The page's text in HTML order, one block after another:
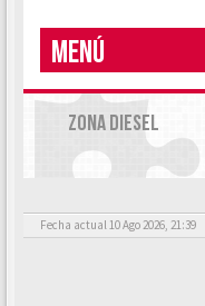
MENÚ
ZONA DIESEL
Fecha actual 10 Ago 2026, 21:39